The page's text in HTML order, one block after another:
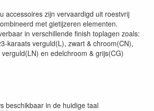
accessoires zijn vervaardigd uit roestvrij
met gietijzeren elementen.
in verschillende finish toplagen zoals:
karaats verguld(L), zwart & chroom(CN),
en edelchroom & grijs(CG)
beschikbaar in de huidige taal